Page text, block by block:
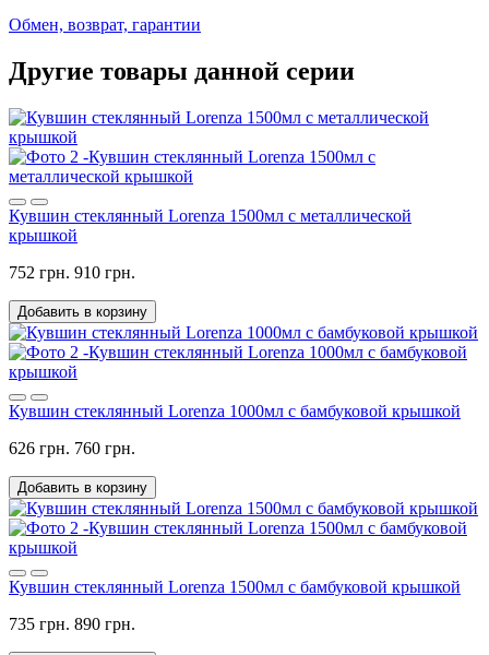
Обмен, возврат, гарантии
Другие товары данной серии
Кувшин стеклянный Lorenza 1500мл с металлической
крышкой
752 грн. 910 грн.
Добавить в корзину
Кувшин стеклянный Lorenza 1000мл с бамбуковой крышкой
626 грн. 760 грн.
Добавить в корзину
Кувшин стеклянный Lorenza 1500мл с бамбуковой крышкой
735 грн. 890 грн.